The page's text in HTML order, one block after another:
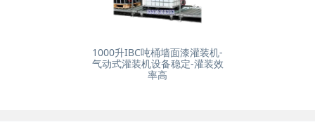
1000升IBC吨桶墙面漆灌装机-
气动式灌装机设备稳定-灌装效
率高